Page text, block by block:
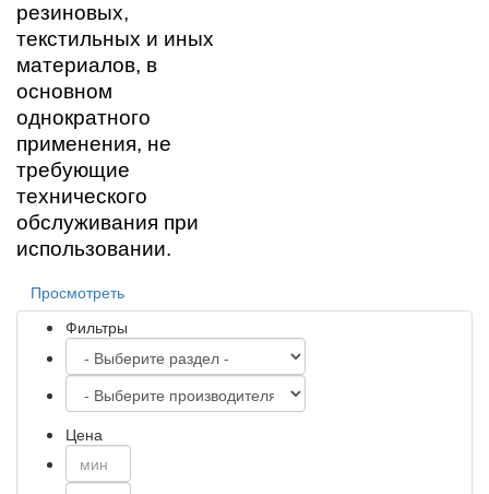
резиновых,
текстильных и иных
материалов, в
основном
однократного
применения, не
требующие
технического
обслуживания при
использовании.
Просмотреть
Фильтры
Цена